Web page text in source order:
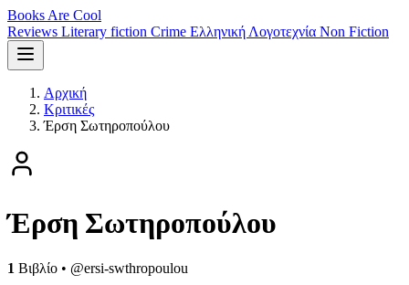
Books Are Cool
Reviews Literary fiction Crime Ελληνική Λογοτεχνία Non Fiction
Αρχική
Κριτικές
Έρση Σωτηροπούλου
Έρση Σωτηροπούλου
1 Βιβλίο • @ersi-swthropoulou